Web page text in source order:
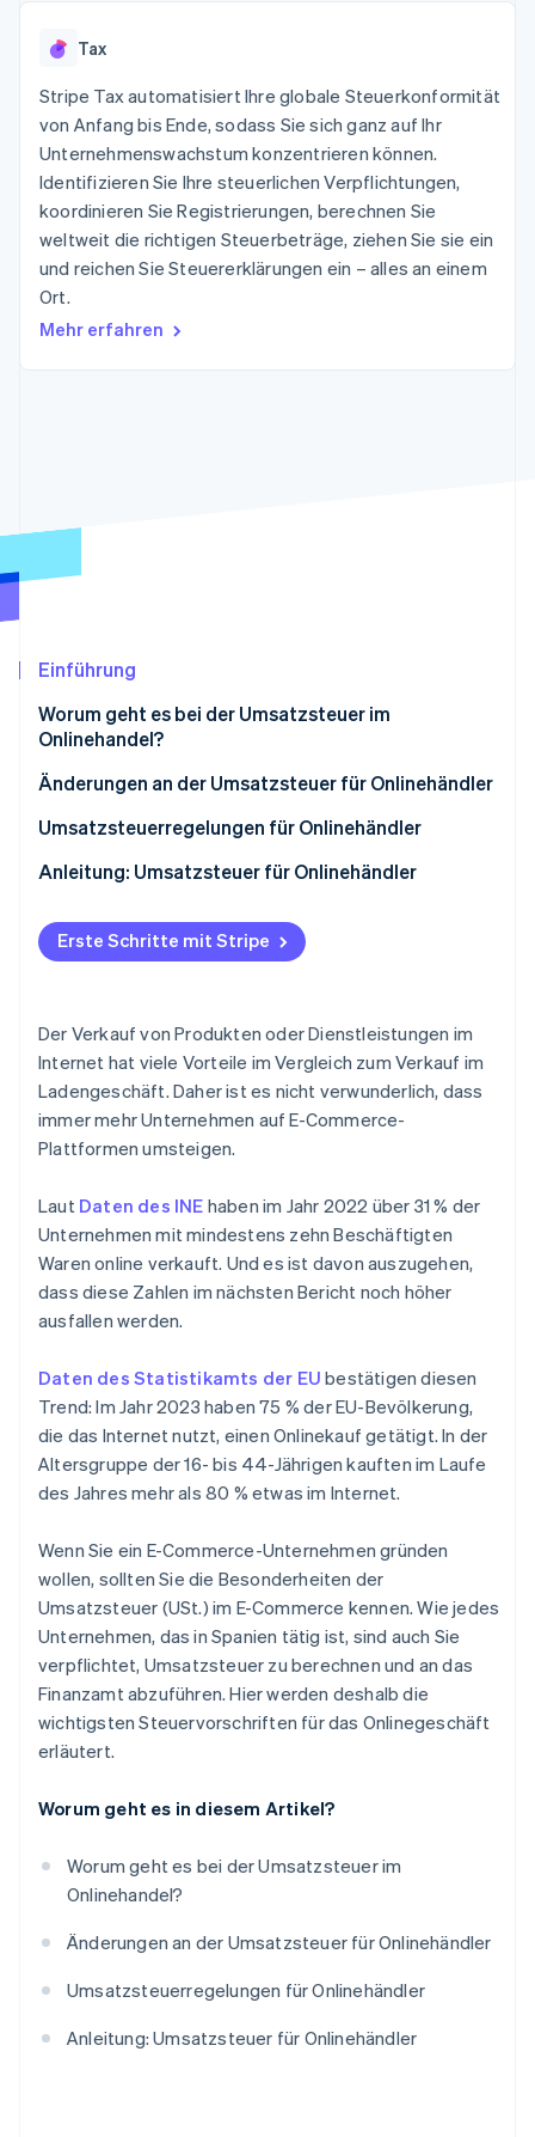
125
Zahlungen vor Ort
Authorization
Boost
Optimierung der
Autorisierungsraten
Link
Bezahlvorgang
Financial
Connections
Finanzdaten
Data Pipeline
Atlas
CO₂-Entnahme
Online-Identitätsprüfung
Erfahren Sie, wie Stripe Lösungen für die
Nach Branche
KI-Unternehmen
Creator Economy
Gaming
Bewirtung, Reisen und
Medien und
So setzen Sie
nutzungsbasierte
Abrechnung um
Stablecoin-gestützte
Karten ausgeben: So
geht´s
Bereitstellung und
Verwaltung von
Diensten mit Agenten
Ressourcen
Newsroom
Stripe Press
Kontakt
Sales-Team
kontaktieren
Tax
Stripe Tax automatisiert Ihre globale Steuerkonformität
von Anfang bis Ende, sodass Sie sich ganz auf Ihr
Unternehmenswachstum konzentrieren können.
Identifizieren Sie Ihre steuerlichen Verpflichtungen,
koordinieren Sie Registrierungen, berechnen Sie
weltweit die richtigen Steuerbeträge, ziehen Sie sie ein
und reichen Sie Steuererklärungen ein – alles an einem
Ort.
Mehr erfahren
Einführung
Worum geht es bei der Umsatzsteuer im
Onlinehandel?
Änderungen an der Umsatzsteuer für Onlinehändler
Umsatzsteuerregelungen für Onlinehändler
Anleitung: Umsatzsteuer für Onlinehändler
Erste Schritte mit Stripe
Der Verkauf von Produkten oder Dienstleistungen im
Internet hat viele Vorteile im Vergleich zum Verkauf im
Ladengeschäft. Daher ist es nicht verwunderlich, dass
immer mehr Unternehmen auf E-Commerce-
Plattformen umsteigen.
Laut Daten des INE haben im Jahr 2022 über 31 % der
Unternehmen mit mindestens zehn Beschäftigten
Waren online verkauft. Und es ist davon auszugehen,
dass diese Zahlen im nächsten Bericht noch höher
ausfallen werden.
Daten des Statistikamts der EU bestätigen diesen
Trend: Im Jahr 2023 haben 75 % der EU-Bevölkerung,
die das Internet nutzt, einen Onlinekauf getätigt. In der
Altersgruppe der 16- bis 44-Jährigen kauften im Laufe
des Jahres mehr als 80 % etwas im Internet.
Wenn Sie ein E-Commerce-Unternehmen gründen
wollen, sollten Sie die Besonderheiten der
Umsatzsteuer (USt.) im E-Commerce kennen. Wie jedes
Unternehmen, das in Spanien tätig ist, sind auch Sie
verpflichtet, Umsatzsteuer zu berechnen und an das
Finanzamt abzuführen. Hier werden deshalb die
wichtigsten Steuervorschriften für das Onlinegeschäft
erläutert.
Worum geht es in diesem Artikel?
Worum geht es bei der Umsatzsteuer im
Onlinehandel?
Änderungen an der Umsatzsteuer für Onlinehändler
Umsatzsteuerregelungen für Onlinehändler
Anleitung: Umsatzsteuer für Onlinehändler